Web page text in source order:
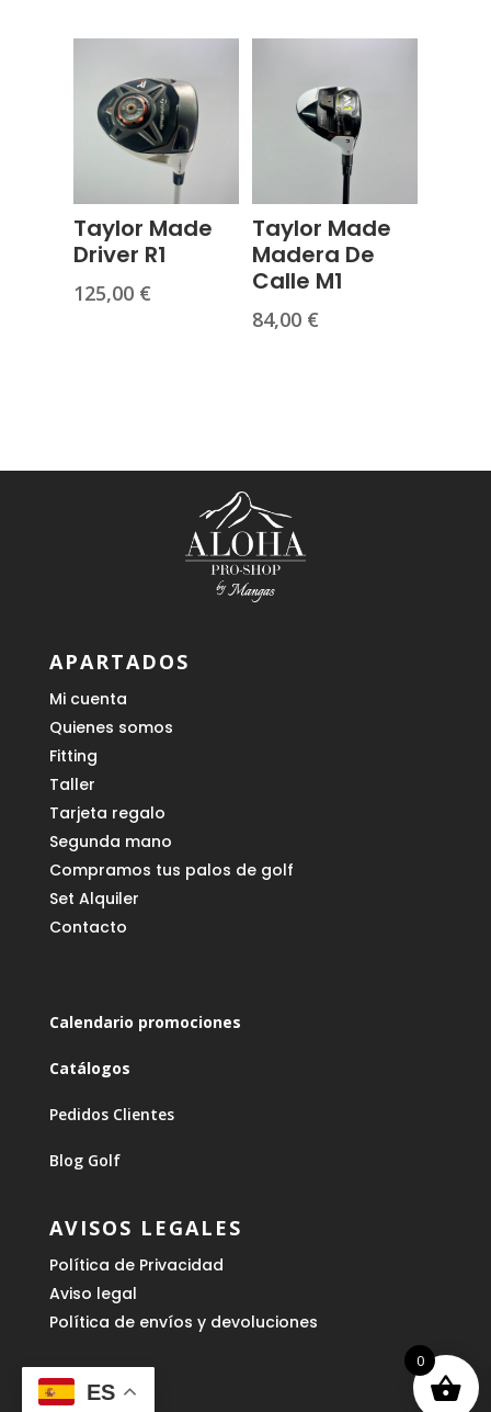
Taylor Made
Driver R1
125,00 €
Taylor Made
Madera De
Calle M1
84,00 €
APARTADOS
Mi cuenta
Quienes somos
Fitting
Taller
Tarjeta regalo
Segunda mano
Compramos tus palos de golf
Set Alquiler
Contacto
Calendario promociones
Catálogos
Pedidos Clientes
Blog Golf
AVISOS LEGALES
Política de Privacidad
Aviso legal
Política de envíos y devoluciones
ES
0